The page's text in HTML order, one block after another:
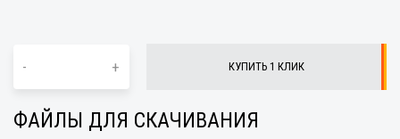
- + КУПИТЬ 1 КЛИК
ФАЙЛЫ ДЛЯ СКАЧИВАНИЯ